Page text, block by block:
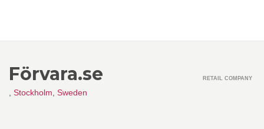
Förvara.se
Stockholm Sweden
RETAIL COMPANY